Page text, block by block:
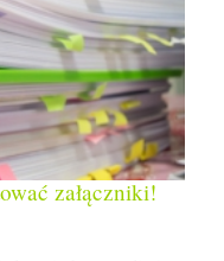
załączniki!